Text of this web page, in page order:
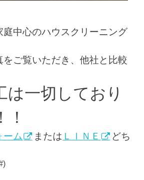
庭中心のハウスクリーニング
をご覧いただき、他社と比較
は一切しており
ーム または ＬＩＮＥ
どち